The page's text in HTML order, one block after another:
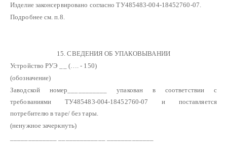
Изделие законсервировано согласно ТУ485483-004-18452760-07.
Подробнее см. п.8.
15. СВЕДЕНИЯ ОБ УПАКОВЫВАНИИ
Устройство РУЭ __ (…. - 150)
(обозначение)
Заводской номер___________ упакован в соответствии с
требованиями ТУ485483-004-18452760-07 и поставляется
потребителю в таре/ без тары.
(ненужное зачеркнуть)